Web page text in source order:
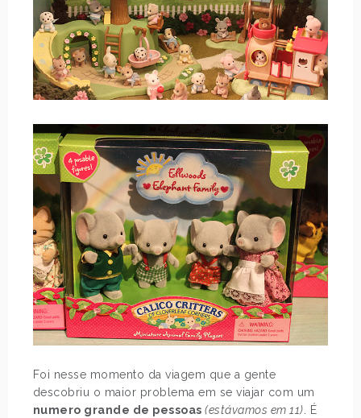
Foi nesse momento da viagem que a gente
descobriu o maior problema em se viajar com um
numero grande de pessoas (estávamos em 11) . É